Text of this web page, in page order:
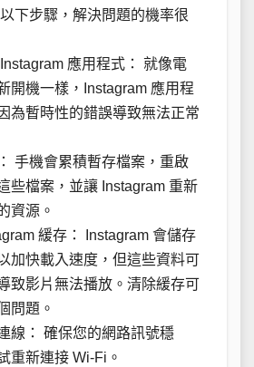
下步驟，解決問題的機率很
應用程式： 就像電
開機一樣，Instagram 應用程
為暫時性的錯誤導致無法正常
手機會累積暫存檔案，重啟
些檔案，並讓 Instagram 重新
資源。
緩存： Instagram 會儲存
加快載入速度，但這些資料可
致影片無法播放。清除緩存可
問題。
線： 確保您的網路訊號穩
重新連接 Wi-Fi。